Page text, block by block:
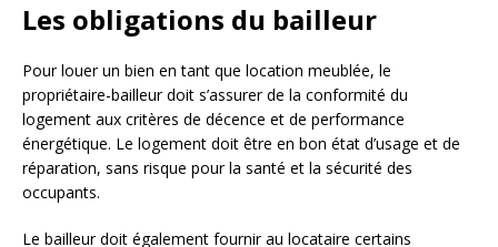
Les obligations du bailleur
Pour louer un bien en tant que location meublée, le
propriétaire-bailleur doit s’assurer de la conformité du
logement aux critères de décence et de performance
énergétique. Le logement doit être en bon état d’usage et de
réparation, sans risque pour la santé et la sécurité des
occupants.
Le bailleur doit également fournir au locataire certains